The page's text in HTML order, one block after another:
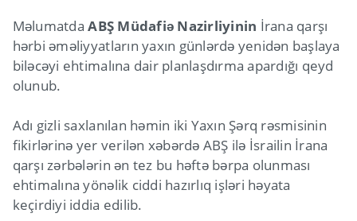
MəlumatdaABŞ Müdafiə Nazirliyinin İrana qarşı
hərbi əməliyyatların yaxın günlərdə yenidən başlaya
biləcəyi ehtimalına dair planlaşdırma apardığı qeyd
olunub.
Adı gizli saxlanılan həmin iki Yaxın Şərq rəsmisinin
fikirlərinə yer verilən xəbərdə ABŞ ilə İsrailin İrana
qarşı zərbələrin ən tez bu həftə bərpa olunması
ehtimalına yönəlik ciddi hazırlıq işləri həyata
keçirdiyi iddia edilib.